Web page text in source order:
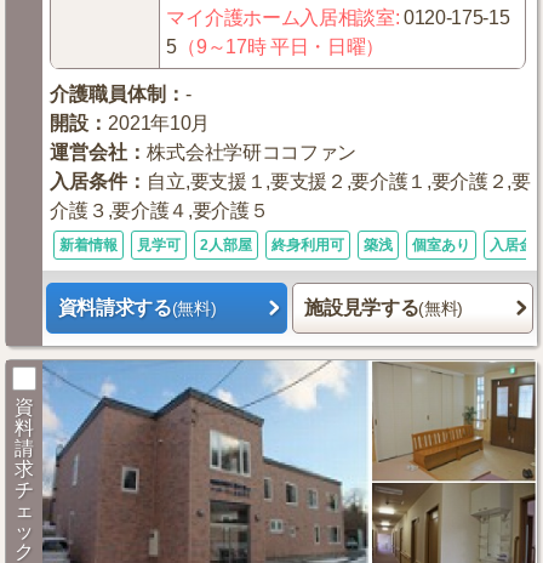
マイ介護ホーム入居相談室:0120-175-15
5 （9～17時 平日・日曜）
介護職員体制 ：-
開設 ： 2021年10月
運営会社 ：株式会社学研ココファン
入居条件： 自立,要支援１,要支援２,要介護１,要介護２,要
介護３,要介護４,要介護５
新着情報 見学可 2人部屋 終身利用可 築浅 個室あり 入居金
資料請求する(無料) 施設見学する(無料)
資
料
請
求
チ
ェ
ッ
ク